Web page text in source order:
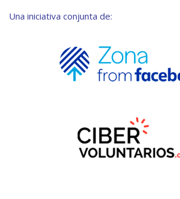
Una iniciativa conjunta de: